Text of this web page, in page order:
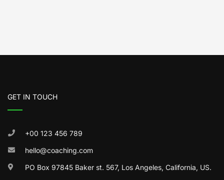
GET IN TOUCH
+00 123 456 789
hello@coaching.com
PO Box 97845 Baker st. 567, Los Angeles, California, US.